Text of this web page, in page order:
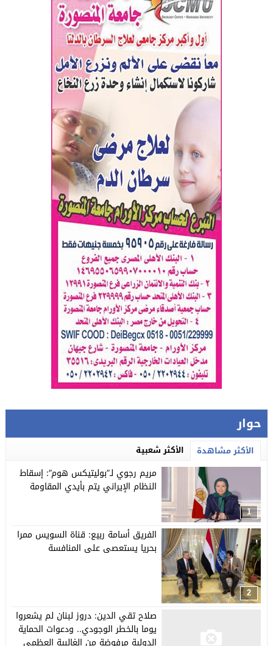
حوار
الأكثر مشاهدة الأكثر شعبية
1
مريم رجوي لـ”بوليتيكس هوم”: إسقاط
النظام الإيراني يتم بأيدي المقاومة
2
الفريق أسامة ربيع: قناة السويس ممرا
بحريا يستعصى على المنافسة
صلاح تقي الدين: دروز لبنان لم يشعروا
يوما بالخطر الوجودي.. ودعوات الحماية
الدولية مرفوضة من الغالبية العظمى